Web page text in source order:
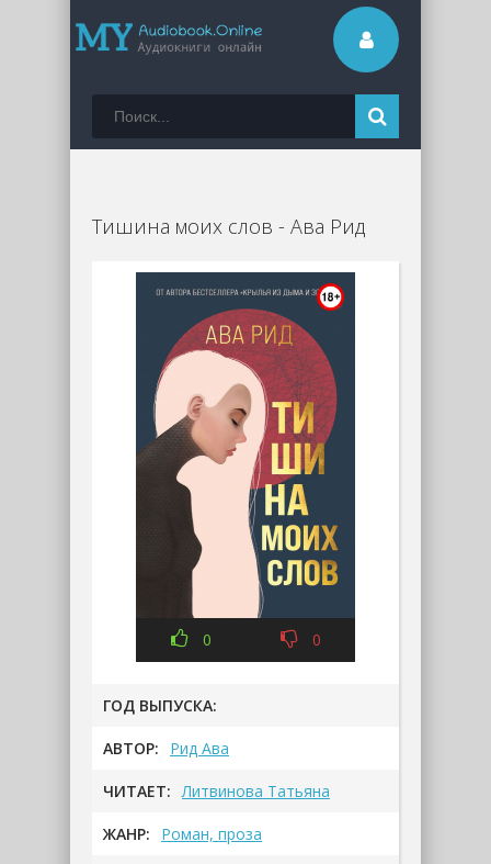
Тишина моих слов - Ава Рид
0 0
ГОД ВЫПУСКА:
АВТОР: Рид Ава
ЧИТАЕТ: Литвинова Татьяна
ЖАНР: Роман, проза